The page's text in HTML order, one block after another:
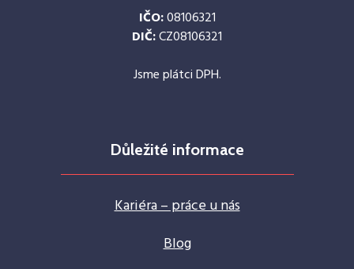
IČO:08106321
DIČ:CZ08106321
Jsme plátci DPH.
Důležité informace
Kariéra – práce u nás
Blog